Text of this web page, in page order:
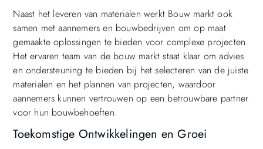
Naast het leveren van materialen werkt Bouw markt ook
samen met aannemers en bouwbedrijven om op maat
gemaakte oplossingen te bieden voor complexe projecten.
Het ervaren team van de bouw markt staat klaar om advies
en ondersteuning te bieden bij het selecteren van de juiste
materialen en het plannen van projecten, waardoor
aannemers kunnen vertrouwen op een betrouwbare partner
voor hun bouwbehoeften.
Toekomstige Ontwikkelingen en Groei